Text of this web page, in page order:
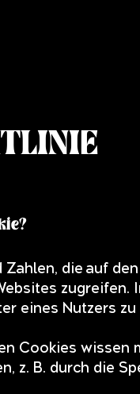
die auf
zugreifen.
eines Nutzers zu
Cookies wissen
z. B. durch die